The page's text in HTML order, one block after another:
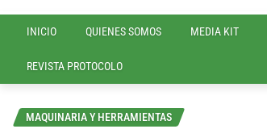
INICIO QUIENES SOMOS MEDIA KIT
REVISTA PROTOCOLO
MAQUINARIA Y HERRAMIENTAS